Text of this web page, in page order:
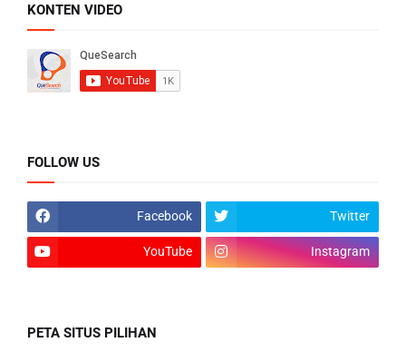
KONTEN VIDEO
FOLLOW US
Facebook Twitter
YouTube Instagram
PETA SITUS PILIHAN